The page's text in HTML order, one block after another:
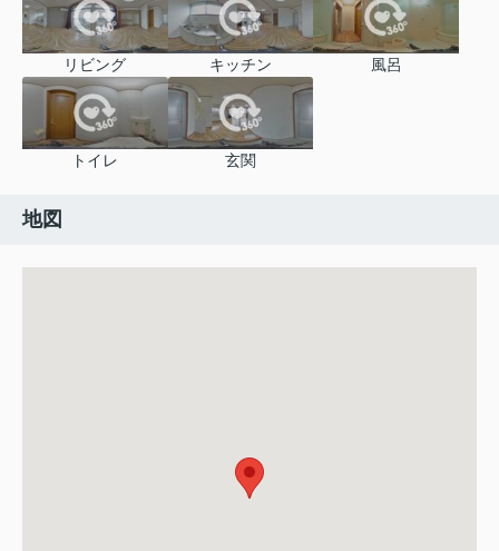
リビング キッチン 風呂
トイレ 玄関
地図